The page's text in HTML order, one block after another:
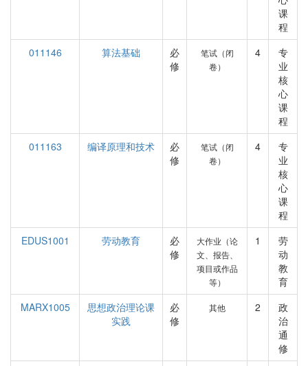
课
程
011146
算法基础
必
修
笔试（闭
卷）
4
专
业
核
心
课
程
011163
编译原理和技术
必
修
笔试（闭
卷）
4
专
业
核
心
课
程
EDUS1001
劳动教育
必
修
大作业（论
文、报告、
项目或作品
等）
1
劳
动
教
育
MARX1005
思想政治理论课
实践
必
修
其他 2
政
治
通
修